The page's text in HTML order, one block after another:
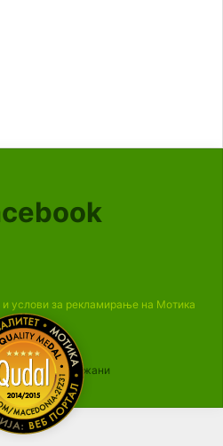
и услови за рекламирање на Мотика
права се задржани